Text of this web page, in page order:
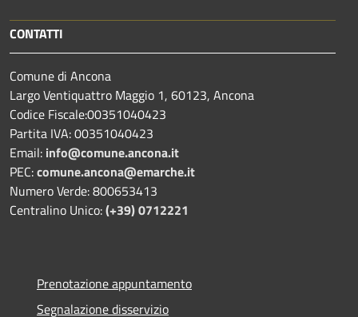
CONTATTI
Comune di Ancona
Largo Ventiquattro Maggio 1, 60123, Ancona
Codice Fiscale:00351040423
Partita IVA: 00351040423
Email: info@comune.ancona.it
PEC:comune.ancona@emarche.it
Numero Verde: 800653413
Centralino Unico:(+39) 0712221
Prenotazione appuntamento
Segnalazione disservizio